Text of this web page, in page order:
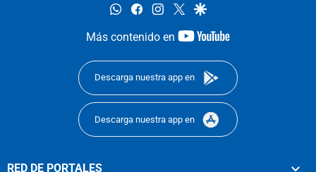
whatsappfacebookinstagram
twittergoogle
Más contenido en
youtube-
Descarga nuestra app en
Descarga nuestra app en
RED DE PORTALES